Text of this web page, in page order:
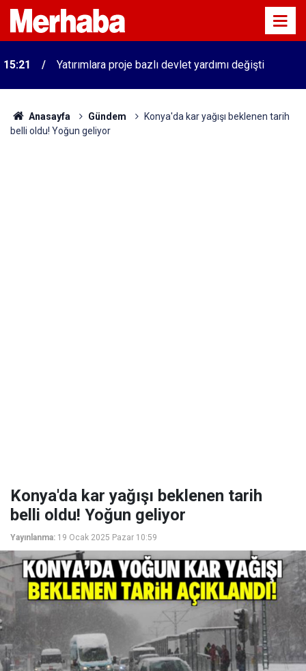
15:21 Yatırımlara proje bazlı devlet yardımı değişti
Anasayfa Gündem
Konya'da kar yağışı beklenen tarih
belli oldu! Yoğun geliyor
Konya'da kar yağışı beklenen tarih
belli oldu! Yoğun geliyor
Yayınlanma: 19 Ocak 2025 Pazar 10:59